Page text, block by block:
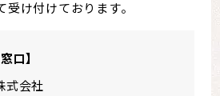
受け付けております。
口】
式会社